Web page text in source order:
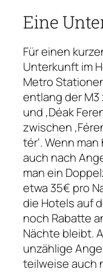
Eine
Für einen
Unterkunft im
Metro
entlang der M3
und ‚Déak
zwischen
tér‘. Wenn
auch nach
man ein
etwa 35€ pro
die Hotels auf
noch Rabatte
Nächte bleibt.
unzählige
teilweise auch